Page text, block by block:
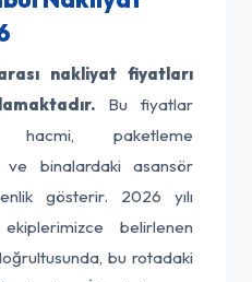
nakliyat fiyatları
Bu fiyatlar
hacmi, paketleme
ve binalardaki asansör
gösterir. 2026 yılı
belirlenen
bu rotadaki